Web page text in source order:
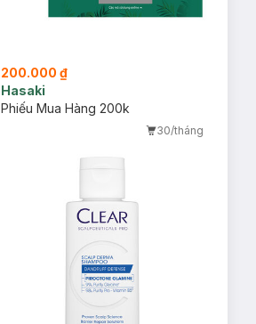
200.000 ₫
Hasaki
Phiếu Mua Hàng 200k
30/tháng